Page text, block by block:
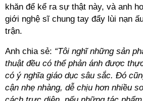
khăn để kể ra sự thật này, và anh
giới nghệ sĩ chung tay đẩy lùi nạn
trận.
Anh chia sẻ: “Tôi nghĩ những sản
thuật đều có thể phản ánh được
có ý nghĩa giáo dục sâu sắc. Đó
cận nhẹ nhàng, dễ chịu hơn nhiều